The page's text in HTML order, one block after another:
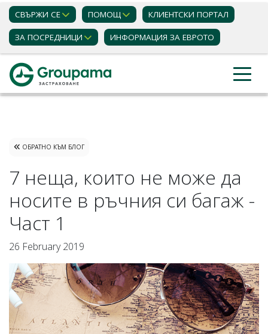
СВЪРЖИ СЕ ПОМОЩ КЛИЕНТСКИ ПОРТАЛ
ЗА ПОСРЕДНИЦИ ИНФОРМАЦИЯ ЗА ЕВРОТО
Застраховки Блог статии
ОБРАТНО КЪМ БЛОГ
7 неща, които не може да
носите в ръчния си багаж -
Част 1
26 February 2019